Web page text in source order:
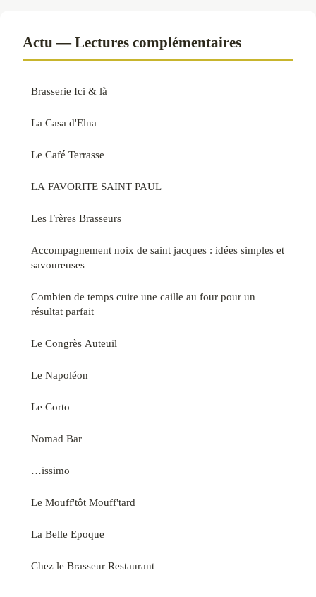
Actu — Lectures complémentaires
Brasserie Ici & là
La Casa d'Elna
Le Café Terrasse
LA FAVORITE SAINT PAUL
Les Frères Brasseurs
Accompagnement noix de saint jacques : idées simples et
savoureuses
Combien de temps cuire une caille au four pour un
résultat parfait
Le Congrès Auteuil
Le Napoléon
Le Corto
Nomad Bar
…issimo
Le Mouff'tôt Mouff'tard
La Belle Epoque
Chez le Brasseur Restaurant